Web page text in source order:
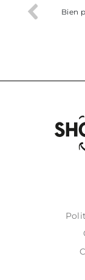
trobat
Bien